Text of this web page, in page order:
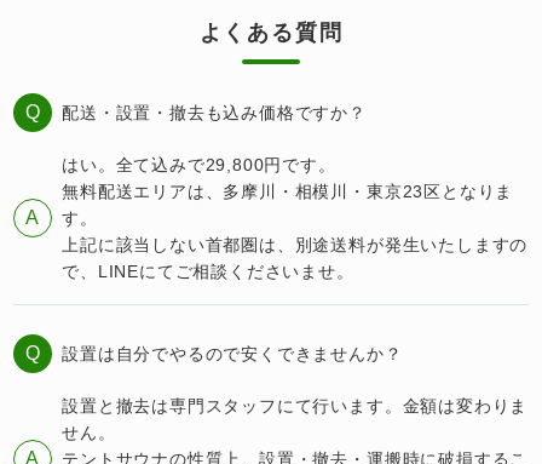
よくある質問
Q 配送・設置・撤去も込み価格ですか？
A
はい。全て込みで29,800円です。
無料配送エリアは、多摩川・相模川・東京23区となりま
す。
上記に該当しない首都圏は、別途送料が発生いたしますの
で、LINEにてご相談くださいませ。
Q 設置は自分でやるので安くできませんか？
A
設置と撤去は専門スタッフにて行います。金額は変わりま
せん。
テントサウナの性質上、設置・撤去・運搬時に破損するこ